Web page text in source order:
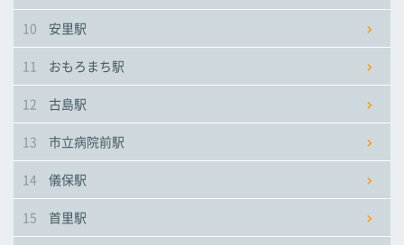
浦添前田駅
浦添前田駅
浦添前田駅
10 安里駅
11 おもろまち駅
12 古島駅
13 市立病院前駅
14 儀保駅
15 首里駅